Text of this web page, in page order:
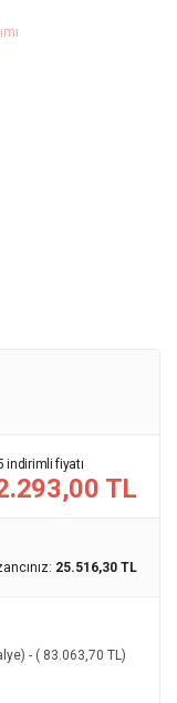
indirimli fiyatı
TL
25.516,30 TL
- ( 83.063,70 TL)